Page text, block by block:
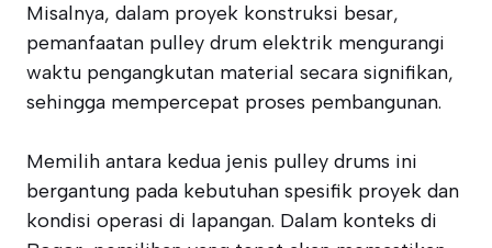
Misalnya, dalam proyek konstruksi besar,
pemanfaatan pulley drum elektrik mengurangi
waktu pengangkutan material secara signifikan,
sehingga mempercepat proses pembangunan.
Memilih antara kedua jenis pulley drums ini
bergantung pada kebutuhan spesifik proyek dan
kondisi operasi di lapangan. Dalam konteks di